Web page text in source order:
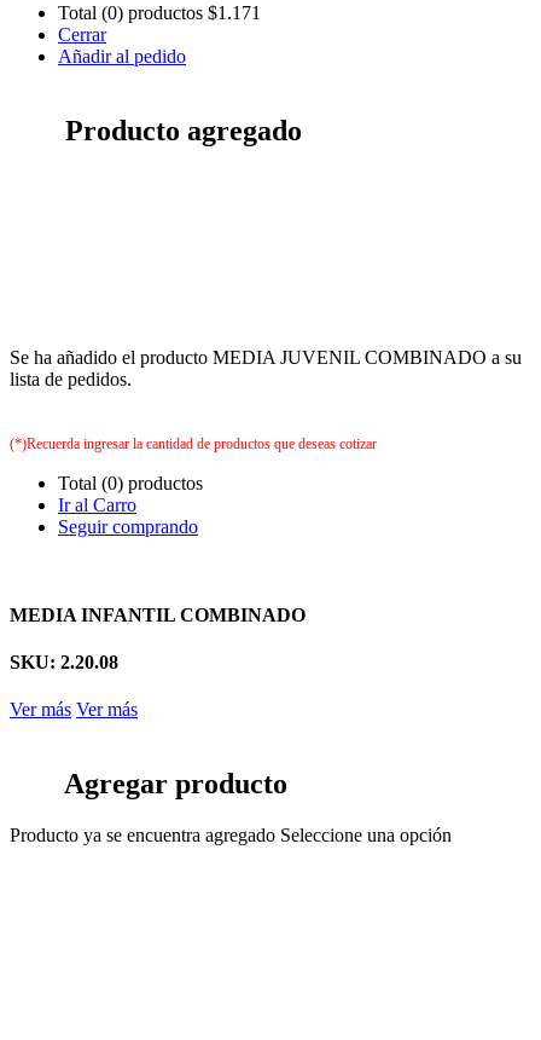
Total (0) productos $1.171
Cerrar
Añadir al pedido
Producto agregado
Se ha añadido el producto MEDIA JUVENIL COMBINADO a su
lista de pedidos.
(*)Recuerda ingresar la cantidad de productos que deseas cotizar
Total (0) productos
Ir al Carro
Seguir comprando
MEDIA INFANTIL COMBINADO
SKU: 2.20.08
Ver más Ver más
Agregar producto
Producto ya se encuentra agregado Seleccione una opción